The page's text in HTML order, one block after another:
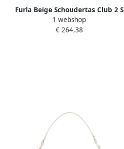
Furla Beige Schoudertas Club 2 S
Crossbody 26
1 webshop
€ 264,38